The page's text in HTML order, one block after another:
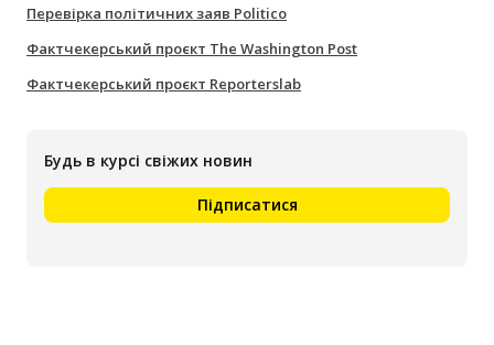
Перевірка політичних заяв Politico
Фактчекерський проєкт The Washington Post
Фактчекерський проєкт Reporterslab
Будь в курсі свіжих новин
Підписатися